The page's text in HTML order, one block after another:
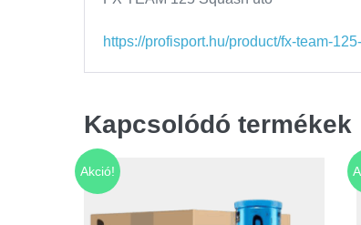
https://profisport.hu/product/fx-team-
Kapcsolódó termékek
Akció!